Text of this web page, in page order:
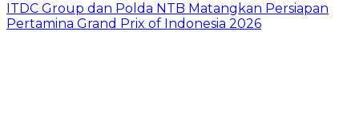
ITDC Group dan Polda NTB Matangkan Persiapan
Pertamina Grand Prix of Indonesia 2026